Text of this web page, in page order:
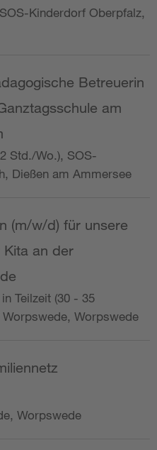
Kinderdorf Oberpfalz,
Betreuerin
am
Std./Wo.), SOS-
Dießen am Ammersee
(m/w/d) für unsere
Kita an der
Teilzeit (30 - 35
Worpswede
Worpswede